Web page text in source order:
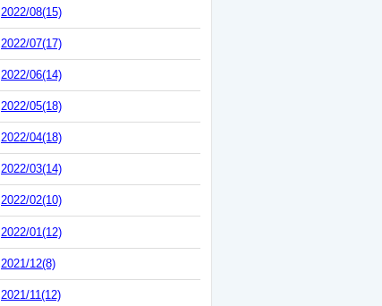
2022/08(15)
2022/07(17)
2022/06(14)
2022/05(18)
2022/04(18)
2022/03(14)
2022/02(10)
2022/01(12)
2021/12(8)
2021/11(12)